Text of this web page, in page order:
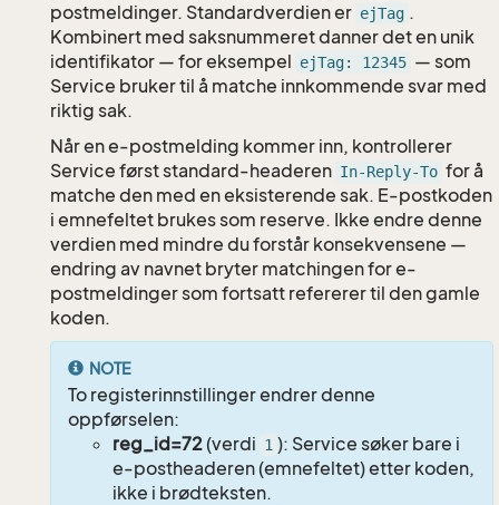
postmeldinger. Standardverdien er ejTag .
Kombinert med saksnummeret danner det en unik
identifikator — for eksempel ejTag: 12345 — som
Service bruker til å matche innkommende svar med
riktig sak.
Når en e-postmelding kommer inn, kontrollerer
Service først standard-headeren In-Reply-To for å
matche den med en eksisterende sak. E-postkoden
i emnefeltet brukes som reserve. Ikke endre denne
verdien med mindre du forstår konsekvensene —
endring av navnet bryter matchingen for e-
postmeldinger som fortsatt refererer til den gamle
koden.
NOTE
To registerinnstillinger endrer denne
oppførselen:
reg_id=72(verdi 1 ): Service søker bare i
e-postheaderen (emnefeltet) etter koden,
ikke i brødteksten.